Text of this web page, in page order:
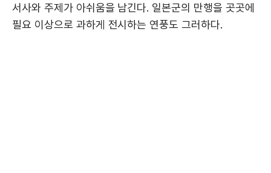
서사와 주제가 아쉬움을 남긴다. 일본군의 만행을 곳곳에
필요 이상으로 과하게 전시하는 연풍도 그러하다.